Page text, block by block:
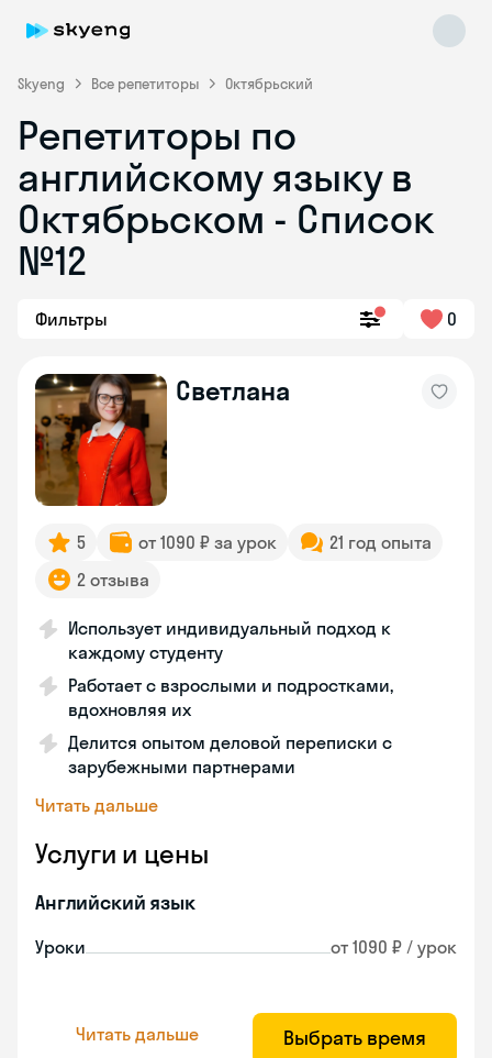
Skyeng Все репетиторы Октябрьский
Репетиторы по
английскому языку в
Октябрьском - Список
№12
Фильтры 0
Светлана
5 от 1090 ₽ за урок
21 год опыта
2 отзыва
Использует индивидуальный подход к
каждому студенту
Работает с взрослыми и подростками,
вдохновляя их
Делится опытом деловой переписки с
зарубежными партнерами
Читать дальше
Услуги и цены
Английский язык
Уроки от 1090 ₽ / урок
Читать дальше Выбрать время